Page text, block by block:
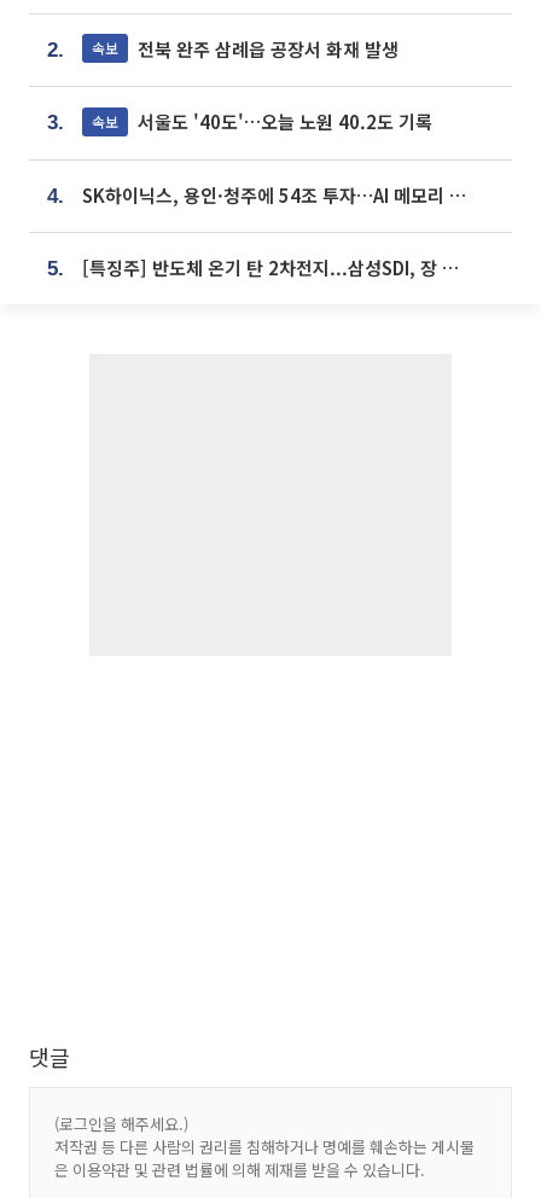
2. 속보 전북 완주 삼례읍 공장서 화재 발생
3. 속보 서울도 '40도'…오늘 노원 40.2도 기록
4. SK하이닉스, 용인·청주에 54조 투자…AI 메모리 생산기지 키운다
5. [특징주] 반도체 온기 탄 2차전지...삼성SDI, 장 초반 7% 넘게 껑충
댓글